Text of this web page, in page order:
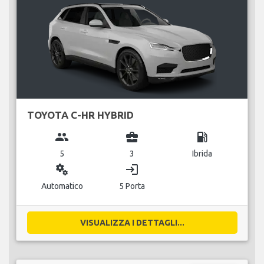
TOYOTA C-HR HYBRID
group
5
business_center
3
local_gas_station
Ibrida
miscellaneous_services
Automatico
login
5 Porta
VISUALIZZA I DETTAGLI...